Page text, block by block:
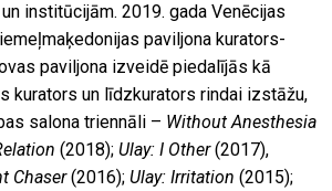
institūcijām. 2019. gada Venēcijas
paviljona kurators-
paviljona izveidē piedalījās kā
kurators un līdzkurators rindai izstāžu,
salona triennāli – Without Anesthesia
(2018); Ulay: I Other(2017),
Chaser(2016); Ulay: Irritation (2015);